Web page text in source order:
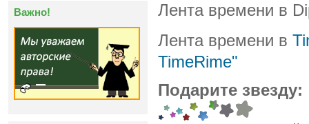
Важно!
Лента времени в
Лента времени в
TimeRime"
Подарите звезду: